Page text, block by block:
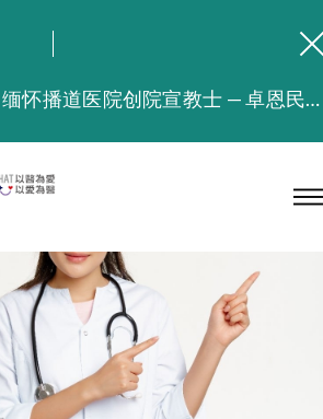
缅怀播道医院创院宣教士 — 卓恩民医生香港追思会
本院在暴雨或台风警告信号 (包括黑色暴雨及8号或以上热带气旋警告信号) 下，仍会维持有限度服务。如有查询，可致电2711 5222。